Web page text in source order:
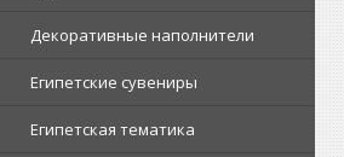
Декоративные наполнители
Египетские сувениры
Египетская тематика